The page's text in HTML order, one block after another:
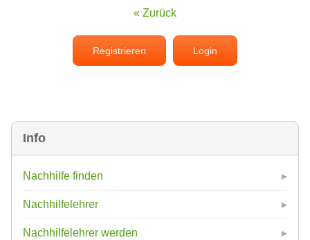
Info
Nachhilfe finden
Nachhilfelehrer
Nachhilfelehrer werden
« Zurück
Registrieren Login